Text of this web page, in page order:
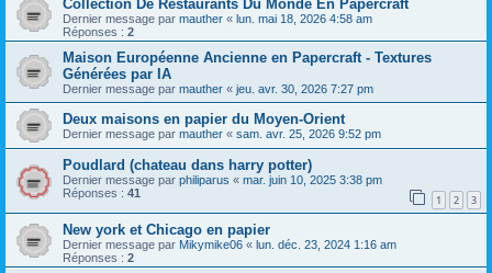
Collection De Restaurants Du Monde En Papercraft
Dernier message par mauther « lun. mai 18, 2026 4:58 am
Réponses : 2
Maison Européenne Ancienne en Papercraft - Textures
Générées par IA
Dernier message par mauther « jeu. avr. 30, 2026 7:27 pm
Deux maisons en papier du Moyen-Orient
Dernier message par mauther « sam. avr. 25, 2026 9:52 pm
Poudlard (chateau dans harry potter)
Dernier message par philiparus « mar. juin 10, 2025 3:38 pm
Réponses : 41 1 2 3
New york et Chicago en papier
Dernier message par Mikymike06 « lun. déc. 23, 2024 1:16 am
Réponses : 2